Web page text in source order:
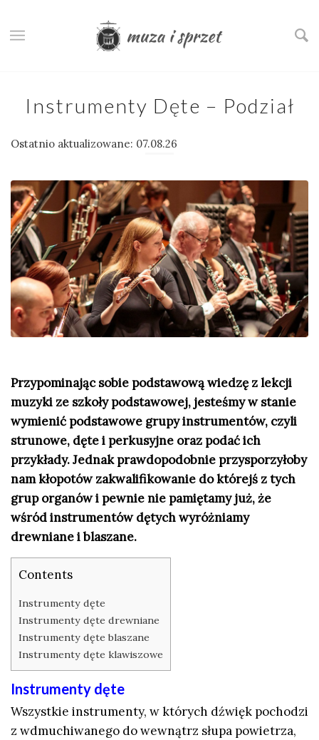
Instrumenty Dęte – Podział
Ostatnio aktualizowane: 07.08.26
Przypominając sobie podstawową wiedzę z lekcji
muzyki ze szkoły podstawowej, jesteśmy w stanie
wymienić podstawowe grupy instrumentów, czyli
strunowe, dęte i perkusyjne oraz podać ich
przykłady. Jednak prawdopodobnie przysporzyłoby
nam kłopotów zakwalifikowanie do którejś z tych
grup organów i pewnie nie pamiętamy już, że
wśród instrumentów dętych wyróżniamy
drewniane i blaszane.
Contents
Instrumenty dęte
Instrumenty dęte drewniane
Instrumenty dęte blaszane
Instrumenty dęte klawiszowe
Instrumenty dęte
Wszystkie instrumenty, w których dźwięk pochodzi
z wdmuchiwanego do wewnątrz słupa powietrza,